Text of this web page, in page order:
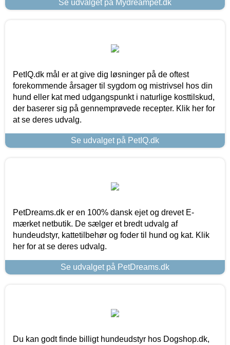
Se udvalget på Mydreampet.dk
PetIQ.dk mål er at give dig løsninger på de oftest
forekommende årsager til sygdom og mistrivsel hos din
hund eller kat med udgangspunkt i naturlige kosttilskud,
der baserer sig på gennemprøvede recepter. Klik her for
at se deres udvalg.
Se udvalget på PetIQ.dk
PetDreams.dk er en 100% dansk ejet og drevet E-
mærket netbutik. De sælger et bredt udvalg af
hundeudstyr, kattetilbehør og foder til hund og kat. Klik
her for at se deres udvalg.
Se udvalget på PetDreams.dk
Du kan godt finde billigt hundeudstyr hos Dogshop.dk,